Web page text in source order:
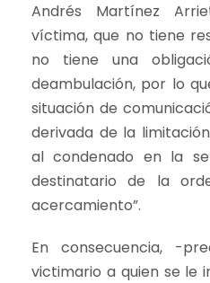
Andrés Martínez
víctima, que no tiene
no tiene una
deambulación, por lo
situación de
derivada de la
al condenado en la
destinatario de la
acercamiento”.
En consecuencia, -
victimario a quien se le